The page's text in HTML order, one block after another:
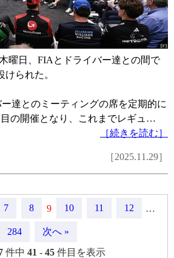
曜日、FIAとドライバー達との間で
けられた。
達とのミーティングの席を定期的に
の開催となり、これまでレギュ…
［続きを読む］
［2025.11.29］
7 8 9 10 11 12 …
284
次へ »
件中 41 - 45件目を表示